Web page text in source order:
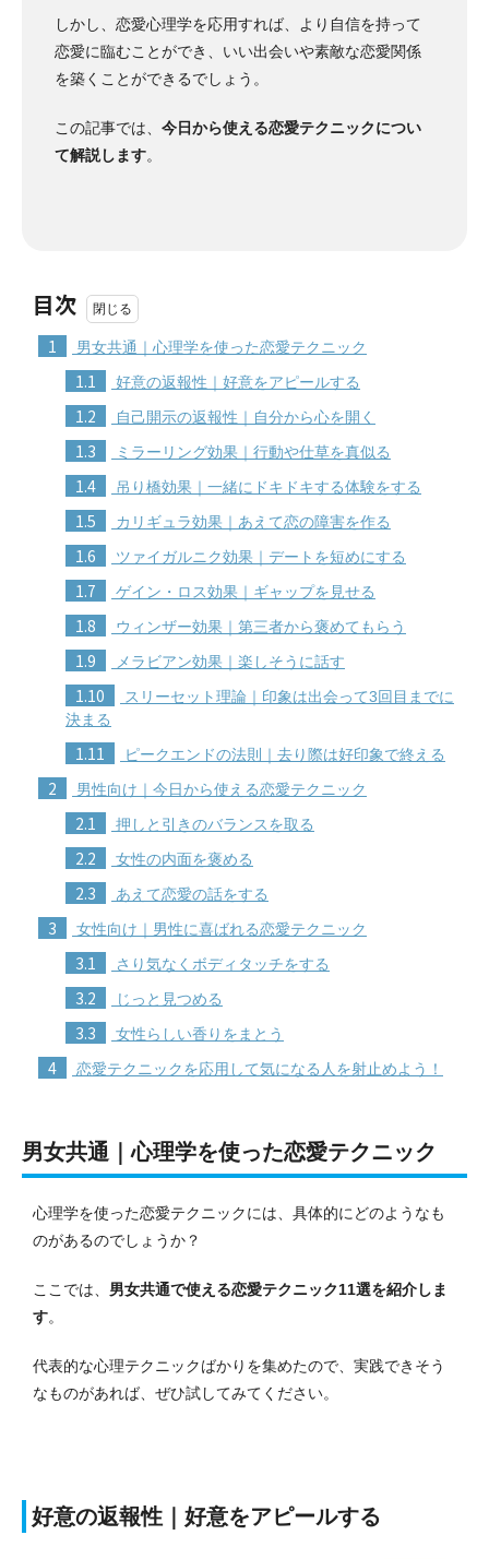
しかし、恋愛心理学を応用すれば、より自信を持って
恋愛に臨むことができ、いい出会いや素敵な恋愛関係
を築くことができるでしょう。
この記事では、 今日から使える恋愛テクニックについ
て解説します。
目次
1 男女共通｜心理学を使った恋愛テクニック
1.1 好意の返報性｜好意をアピールする
1.2 自己開示の返報性｜自分から心を開く
1.3 ミラーリング効果｜行動や仕草を真似る
1.4 吊り橋効果｜一緒にドキドキする体験をする
1.5 カリギュラ効果｜あえて恋の障害を作る
1.6 ツァイガルニク効果｜デートを短めにする
1.7 ゲイン・ロス効果｜ギャップを見せる
1.8 ウィンザー効果｜第三者から褒めてもらう
1.9 メラビアン効果｜楽しそうに話す
1.10
スリーセット理論｜印象は出会って3回目までに
決まる
1.11 ピークエンドの法則｜去り際は好印象で終える
2 男性向け｜今日から使える恋愛テクニック
2.1 押しと引きのバランスを取る
2.2 女性の内面を褒める
2.3 あえて恋愛の話をする
3 女性向け｜男性に喜ばれる恋愛テクニック
3.1 さり気なくボディタッチをする
3.2 じっと見つめる
3.3 女性らしい香りをまとう
4 恋愛テクニックを応用して気になる人を射止めよう！
男女共通｜心理学を使った恋愛テクニック
心理学を使った恋愛テクニックには、具体的にどのようなも
のがあるのでしょうか？
ここでは、 男女共通で使える恋愛テクニック11選を紹介しま
す。
代表的な心理テクニックばかりを集めたので、実践できそう
なものがあれば、ぜひ試してみてください。
好意の返報性｜好意をアピールする